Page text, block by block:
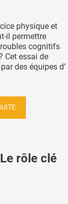
physique et
il permettre
cognitifs
Cet essai de
des équipes d’
rôle clé